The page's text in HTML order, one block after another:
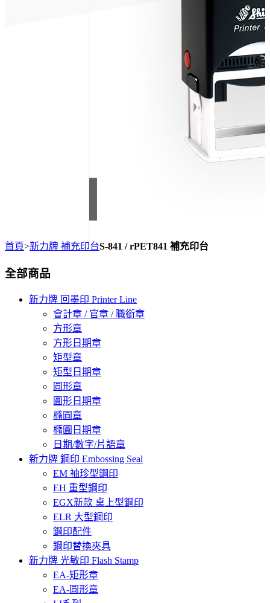
首頁>新力牌 補充印台S-841 / rPET841 補充印台
全部商品
新力牌 回墨印 Printer Line
會計章 / 官章 / 職銜章
方形章
方形日期章
矩型章
矩型日期章
圓形章
圓形日期章
橢圓章
橢圓日期章
日期/數字/片語章
新力牌 鋼印 Embossing Seal
EM 袖珍型鋼印
EH 重型鋼印
EGX新款 桌上型鋼印
ELR 大型鋼印
鋼印配件
鋼印替換夾具
新力牌 光敏印 Flash Stamp
EA-矩形章
EA-圓形章